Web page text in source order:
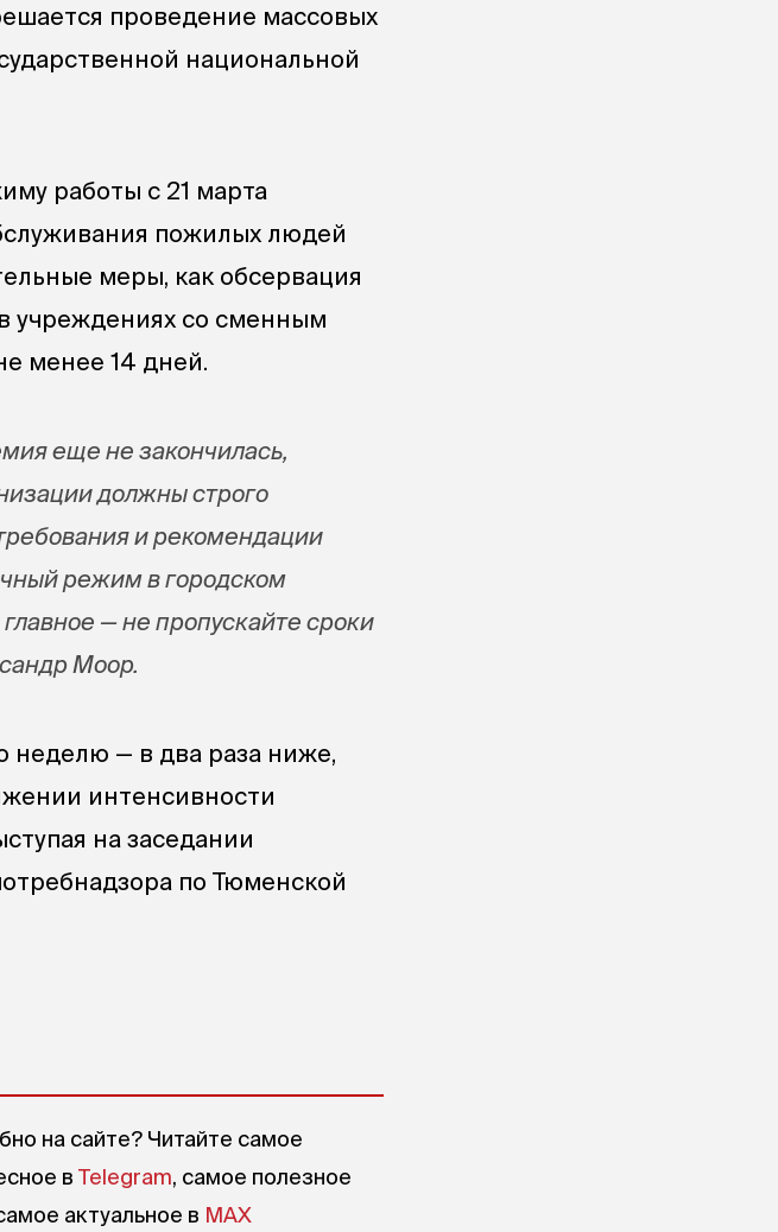
проведение массовых
национальной
работы с 21 марта
пожилых людей
меры, как обсервация
учреждениях со сменным
менее 14 дней.
еще не закончилась,
должны строго
и рекомендации
режим в городском
— не пропускайте сроки
Моор.
неделю — в два раза ниже,
интенсивности
на заседании
по Тюменской
на сайте? Читайте самое
в Telegram, самое полезное
актуальное в MAX